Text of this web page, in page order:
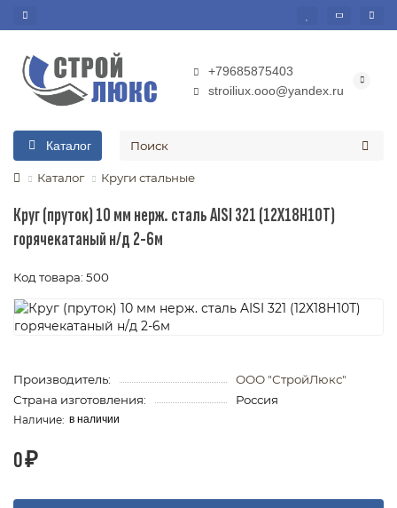
+79685875403
stroiliux.ooo@yandex.ru
Каталог
Каталог Круги стальные
Круг (пруток) 10 мм нерж. сталь AISI 321 (12Х18Н10Т)
горячекатаный н/д 2-6м
Код товара: 500
Производитель:
ООО "СтройЛюкс"
Страна изготовления:
Россия
в наличии
0 ₽